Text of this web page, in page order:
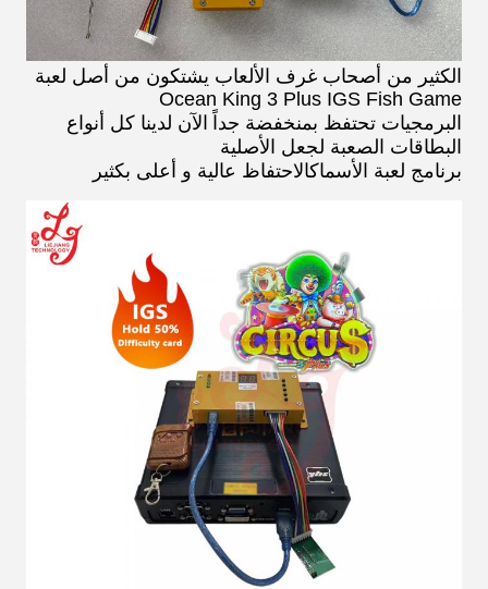
الكثير من أصحاب غرف الألعاب يشتكون من أصل لعبة
Ocean King 3 Plus IGS Fish Game
البرمجيات تحتفظ بمنخفضة جداً الآن لدينا كل أنواع
البطاقات الصعبة لجعل الأصلية
برنامج لعبة الأسماكالاحتفاظ عالية و أعلى بكثير